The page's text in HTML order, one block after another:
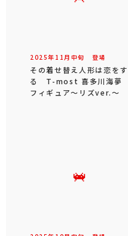
2025年 11 月 中旬 登場
その着せ替え人形は恋をす
る T-most 喜多川海夢
フィギュア～リズver.～